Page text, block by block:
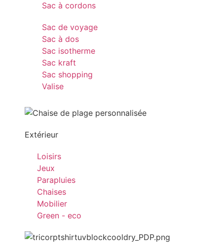
Sac à cordons
Sac de voyage
Sac à dos
Sac isotherme
Sac kraft
Sac shopping
Valise
Extérieur
Loisirs
Jeux
Parapluies
Chaises
Mobilier
Green - eco